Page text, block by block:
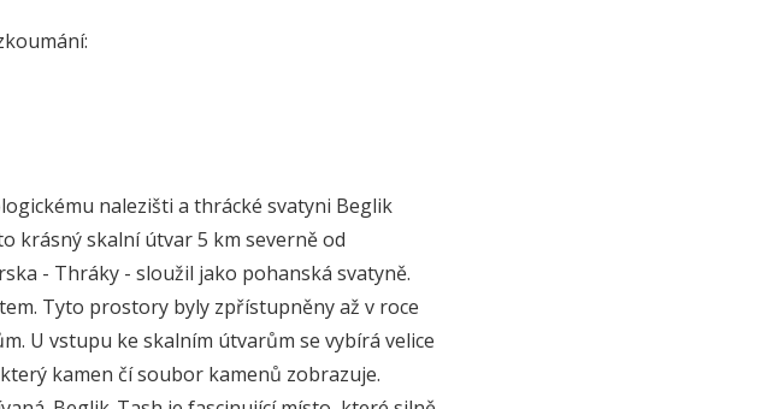
nalezišti a thrácké svatyni Beglik
krásný skalní útvar 5 km severně od
- Thráky - sloužil jako pohanská svatyně.
Tyto prostory byly zpřístupněny až v roce
U vstupu ke skalním útvarům se vybírá velice
kamen čí soubor kamenů zobrazuje.